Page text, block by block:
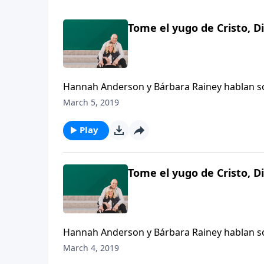
Tome el yugo de Cristo,
Hannah Anderson y Bárbara Rainey
de los límites que Dios les ha puesto.
introspección, sino al encontrarnos cara a
March 5, 2019
Play
Tome el yugo de Cristo,
Hannah Anderson y Bárbara Rainey
de los límites que Dios les ha puesto.
March 4, 2019